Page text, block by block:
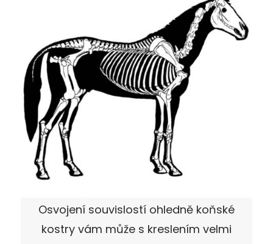
Osvojení souvislostí ohledně koňské
kostry vám může s kreslením velmi